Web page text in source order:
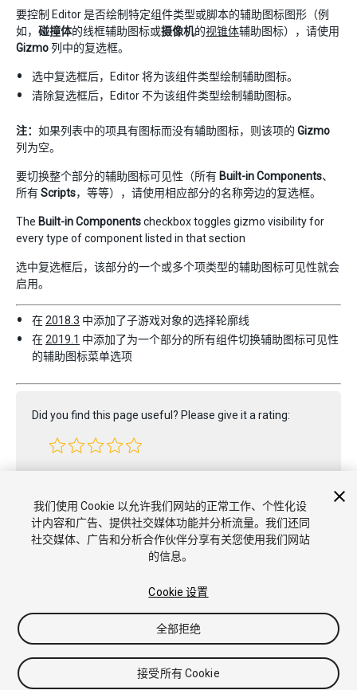
要控制 Editor 是否绘制特定组件类型或脚本的辅助图标图形（例
如， 碰撞体的线框辅助图标或摄像机的视锥体辅助图标），请使用
Gizmo列中的复选框。
选中复选框后，Editor 将为该组件类型绘制辅助图标。
清除复选框后，Editor 不为该组件类型绘制辅助图标。
注： 如果列表中的项具有图标而没有辅助图标，则该项的 Gizmo
列为空。
要切换整个部分的辅助图标可见性（所有 Built-in Components、
所有Scripts，等等），请使用相应部分的名称旁边的复选框。
The Built-in Componentscheckbox toggles gizmo visibility for
every type of component listed in that section
选中复选框后，该部分的一个或多个项类型的辅助图标可见性就会
启用。
在2018.3 中添加了子游戏对象的选择轮廓线
在2019.1 中添加了为一个部分的所有组件切换辅助图标可见性
的辅助图标菜单选项
Did you find this page useful? Please give it a rating:
Copyright © 2022 Unity Technologies. Publication 2022.1
律条款
Cookie
不要出售或分享我的个人信息
Cookie 偏好
我们使用 Cookie 以允许我们网站的正常工作、个性化设
计内容和广告、提供社交媒体功能并分析流量。我们还同
社交媒体、广告和分析合作伙伴分享有关您使用我们网站
的信息。
Cookie 设置
全部拒绝
接受所有 Cookie